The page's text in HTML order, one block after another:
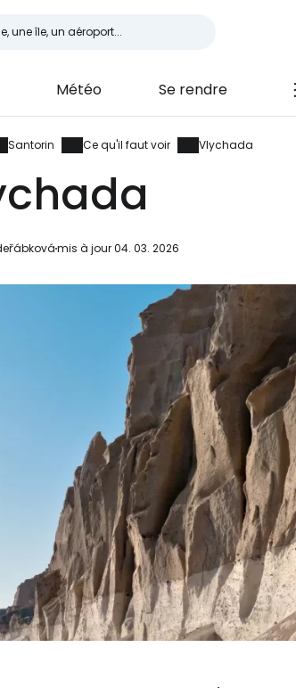
Météo Se rendre
Santorin Ce qu'il faut voir Vlychada
mis à jour 04. 03. 2026